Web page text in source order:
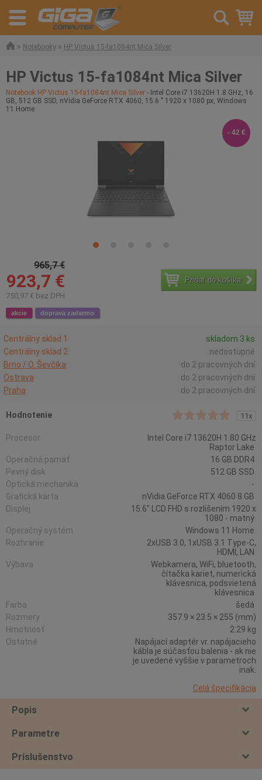
» Notebooky » HP Victus 15-fa1084nt Mica Silver
HP Victus 15-fa1084nt Mica Silver
Notebook HP Victus 15-fa1084nt Mica Silver - Intel Core i7 13620H 1.8 GHz, 16
GB, 512 GB SSD, nVidia GeForce RTX 4060, 15.6 " 1920 x 1080 px, Windows
11 Home
965,7 €
923,7 €
750,97 € bez DPH
Pridať do košíka
akcie doprava zadarmo
- 42 €
Centrálny sklad 1
skladom 3 ks
Centrálny sklad 2
nedostupné
Brno / O. Ševčíka
do 2 pracovných dní
Ostrava
do 2 pracovných dní
Praha
do 2 pracovných dní
Hodnotenie 11x
Procesor
Intel Core i7 13620H 1.80 GHz
Raptor Lake
Operačná pamäť
16 GB DDR4
Pevný disk
512 GB SSD
Optická mechanika
-
Grafická karta
nVidia GeForce RTX 4060 8 GB
Displej
15.6" LCD FHD s rozlíšením 1920 x
1080 - matný
Operačný systém
Windows 11 Home
Rozhranie
2xUSB 3.0, 1xUSB 3.1 Type-C,
HDMI, LAN
Výbava
Webkamera, WiFi, bluetooth,
čítačka kariet, numerická
klávesnica, podsvietená
klávesnica
Farba
šedá
Rozmery
357.9 × 23.5 × 255 (mm)
Hmotnosť
2.29 kg
Ostatné
Napájací adaptér vr. napájacieho
kábla je súčasťou balenia - ak nie
je uvedené vyššie v parametroch
inak.
Celá špecifikácia
Popis
Parametre
Príslušenstvo